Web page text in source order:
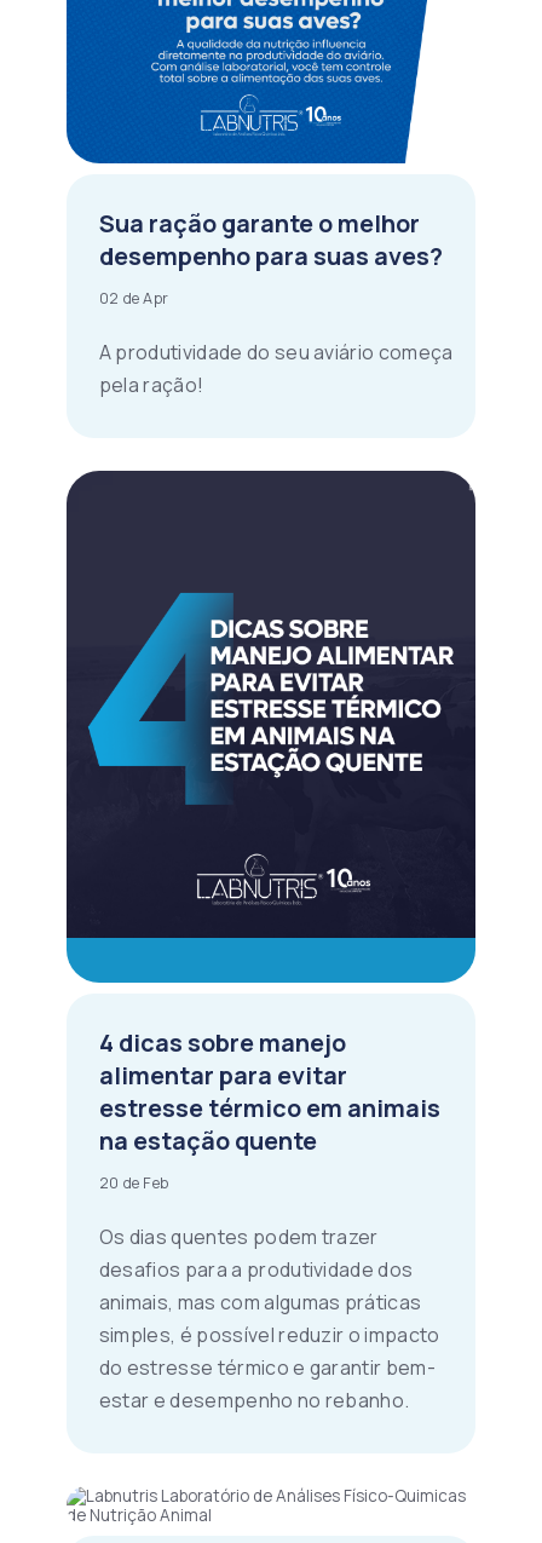
Sua ração garante o melhor
desempenho para suas aves?
02 de Apr
A produtividade do seu aviário começa
pela ração!
4 dicas sobre manejo
alimentar para evitar
estresse térmico em animais
na estação quente
20 de Feb
Os dias quentes podem trazer
desafios para a produtividade dos
animais, mas com algumas práticas
simples, é possível reduzir o impacto
do estresse térmico e garantir bem-
estar e desempenho no rebanho.